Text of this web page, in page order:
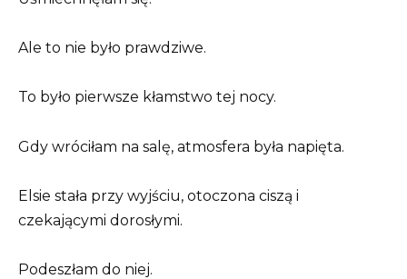
Ale to nie było prawdziwe.
To było pierwsze kłamstwo tej nocy.
Gdy wróciłam na salę, atmosfera była napięta.
Elsie stała przy wyjściu, otoczona ciszą i
czekającymi dorosłymi.
Podeszłam do niej.